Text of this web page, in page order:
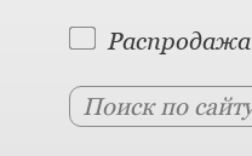
Распродажа